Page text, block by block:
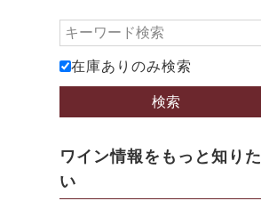
在庫ありのみ検索
検索
ワイン情報をもっと知りた
い